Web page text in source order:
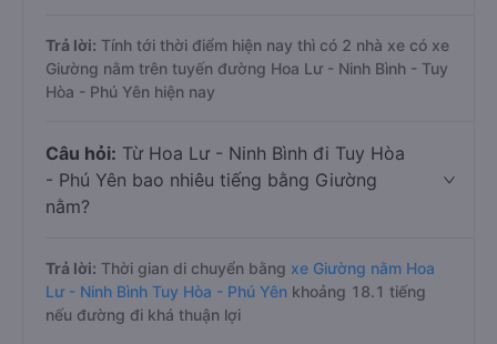
Trả lời: Tính tới thời điểm hiện nay thì có 2 nhà xe có xe
Giường nằm trên tuyến đường Hoa Lư - Ninh Bình - Tuy
Hòa - Phú Yên hiện nay
Câu hỏi: Từ Hoa Lư - Ninh Bình đi Tuy Hòa
- Phú Yên bao nhiêu tiếng bằng Giường
nằm?
Trả lời: Thời gian di chuyển bằng xe Giường nằm Hoa
Lư - Ninh Bình Tuy Hòa - Phú Yên khoảng 18.1 tiếng
nếu đường đi khá thuận lợi